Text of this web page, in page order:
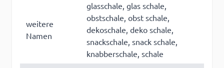
weitere
Namen
glasschale, glas schale,
obstschale, obst schale,
dekoschale, deko schale,
snackschale, snack schale,
knabberschale, schale